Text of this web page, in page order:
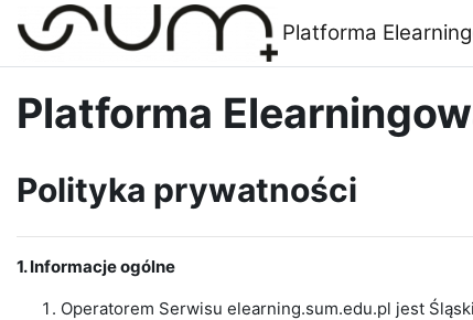
Przejdź do głównej zawartości
Platforma
Platforma
Polityka prywatności
1. Informacje ogólne
Operatorem Serwisu elearning.sum.edu.pl jest